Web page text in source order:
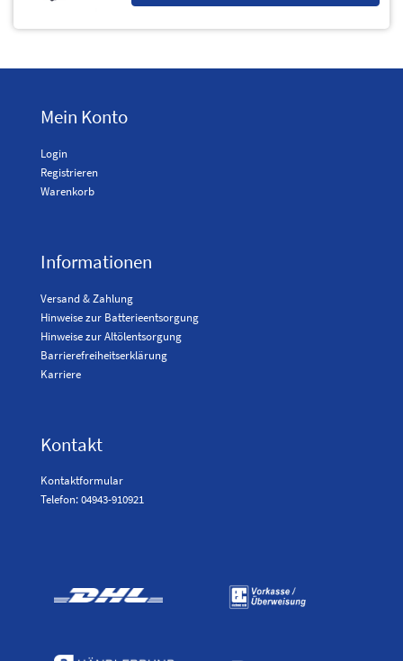
Mein Konto
Login
Registrieren
Warenkorb
Informationen
Versand & Zahlung
Hinweise zur Batterieentsorgung
Hinweise zur Altölentsorgung
Barrierefreiheitserklärung
Karriere
Kontakt
Kontaktformular
Telefon: 04943-910921